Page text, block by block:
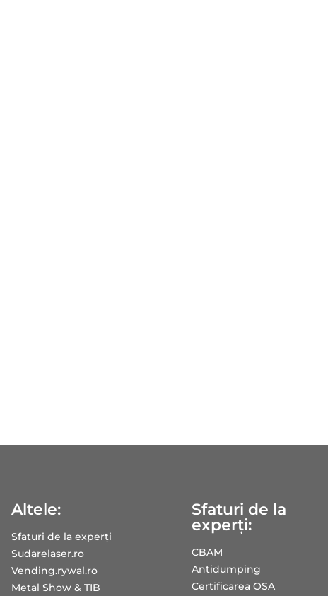
Altele:
Sfaturi de la experți
Sudarelaser.ro
Vending.rywal.ro
Metal Show & TIB
Sfaturi de la
experți:
CBAM
Antidumping
Certificarea OSA